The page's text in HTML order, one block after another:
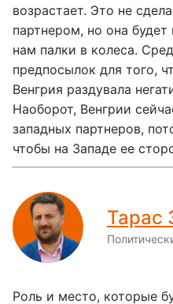
возрастает. Это не
партнером, но она
нам палки в колеса.
предпосылок для того,
Венгрия раздувала
Наоборот, Венгрии
западных партнеров,
чтобы на Западе ее
Тарас
Роль и место, которые